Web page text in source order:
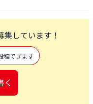
集しています！
稿できます
く